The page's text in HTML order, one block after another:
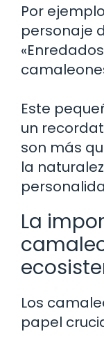
Por
personaje
Este
un
son más
la
La
Los
papel